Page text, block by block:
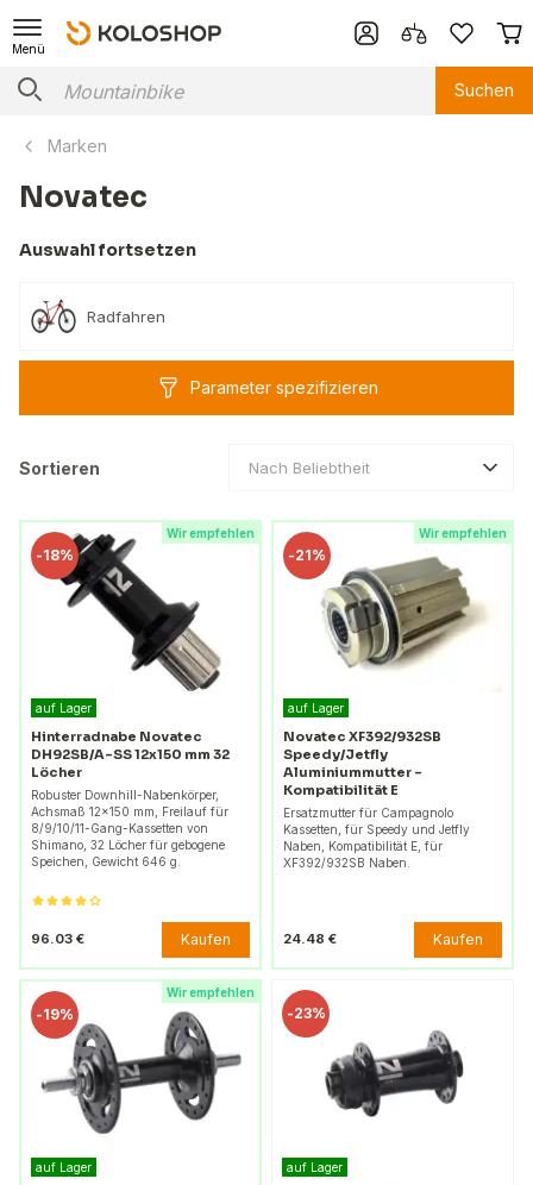
Menü
Suchen
Marken
Novatec
Auswahl fortsetzen
Radfahren
Parameter spezifizieren
Sortieren Nach Beliebtheit
Wir empfehlen
-18%
auf Lager
Hinterradnabe Novatec
DH92SB/A-SS 12x150 mm 32
Löcher
Robuster Downhill-Nabenkörper,
Achsmaß 12x150 mm, Freilauf für
8/9/10/11-Gang-Kassetten von
Shimano, 32 Löcher für gebogene
Speichen, Gewicht 646 g.
96.03 € Kaufen
Wir empfehlen
-21%
auf Lager
Novatec XF392/932SB
Speedy/Jetfly
Aluminiummutter -
Kompatibilität E
Ersatzmutter für Campagnolo
Kassetten, für Speedy und Jetfly
Naben, Kompatibilität E, für
XF392/932SB Naben.
24.48 € Kaufen
Wir empfehlen
-19%
auf Lager
-23%
auf Lager